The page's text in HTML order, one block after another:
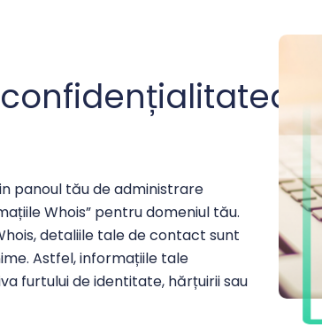
panoul tău de administrare
Whois” pentru domeniul tău.
detaliile tale de contact sunt
Astfel, informațiile tale
furtului de identitate, hărțuirii sau